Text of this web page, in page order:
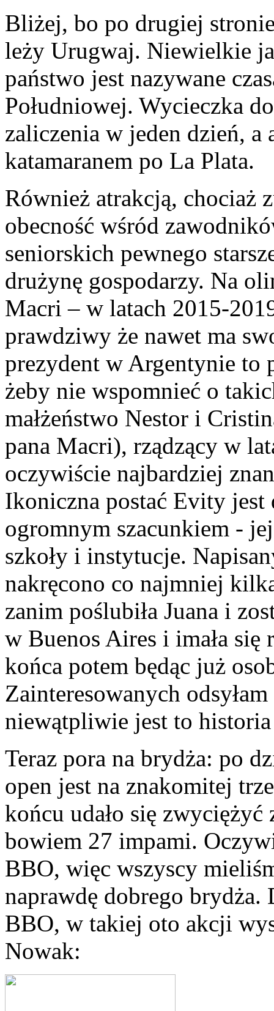
Bliżej, bo po drugiej
leży Urugwaj. Niewielkie
państwo jest nazywane
Południowej. Wycieczka
zaliczenia w jeden dzień, a
katamaranem po La Plata.
Również atrakcją, chociaż
obecność wśród
seniorskich pewnego
drużynę gospodarzy. Na
Macri – w latach 2015-
prawdziwy że nawet ma
prezydent w Argentynie to
żeby nie wspomnieć o
małżeństwo Nestor i
pana Macri), rządzący w
oczywiście najbardziej
Ikoniczna postać Evity
ogromnym szacunkiem -
szkoły i instytucje.
nakręcono co najmniej
zanim poślubiła Juana i
w Buenos Aires i imała
końca potem będąc już
Zainteresowanych
niewątpliwie jest to
Teraz pora na brydża: po
open jest na znakomitej
końcu udało się zwyciężyć
bowiem 27 impami.
BBO, więc wszyscy
naprawdę dobrego
BBO, w takiej oto akcji
Nowak: